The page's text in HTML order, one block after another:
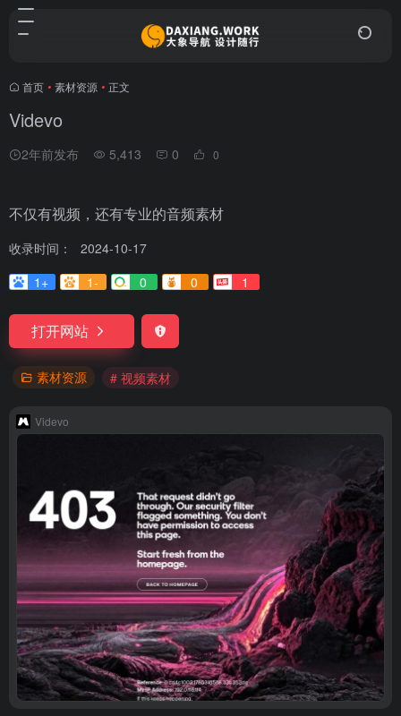
首页 • 素材资源 • 正文
Videvo
2年前发布 5,413 0 0
不仅有视频，还有专业的音频素材
收录时间：
2024-10-17
1+
1- 0 0 1
打开网站
素材资源 # 视频素材
Videvo